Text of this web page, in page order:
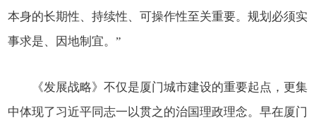
本身的长期性、持续性、可操作性至关重要。规划必须实
事求是、因地制宜。”
《发展战略》不仅是厦门城市建设的重要起点，更集
中体现了习近平同志一以贯之的治国理政理念。早在厦门